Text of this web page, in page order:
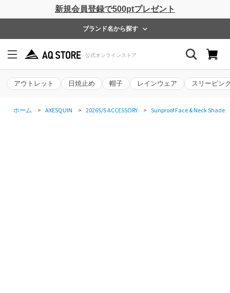
新規会員登録で500ptプレゼント
ブランド名から探す
アウトレット 日焼止め 帽子 レインウェア スリーピン
ホーム > AXESQUIN > 2026S/S ACCESSORY > Sunproof Face & Neck Shade